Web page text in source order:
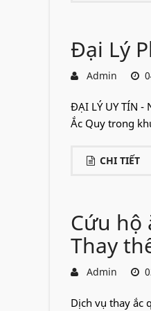
Đại Lý
Admin
ĐẠI LÝ UY TÍN -
Ắc Quy trong
CHI TIẾT
Cứu hộ
Thay
Admin
Dịch vụ thay ắc